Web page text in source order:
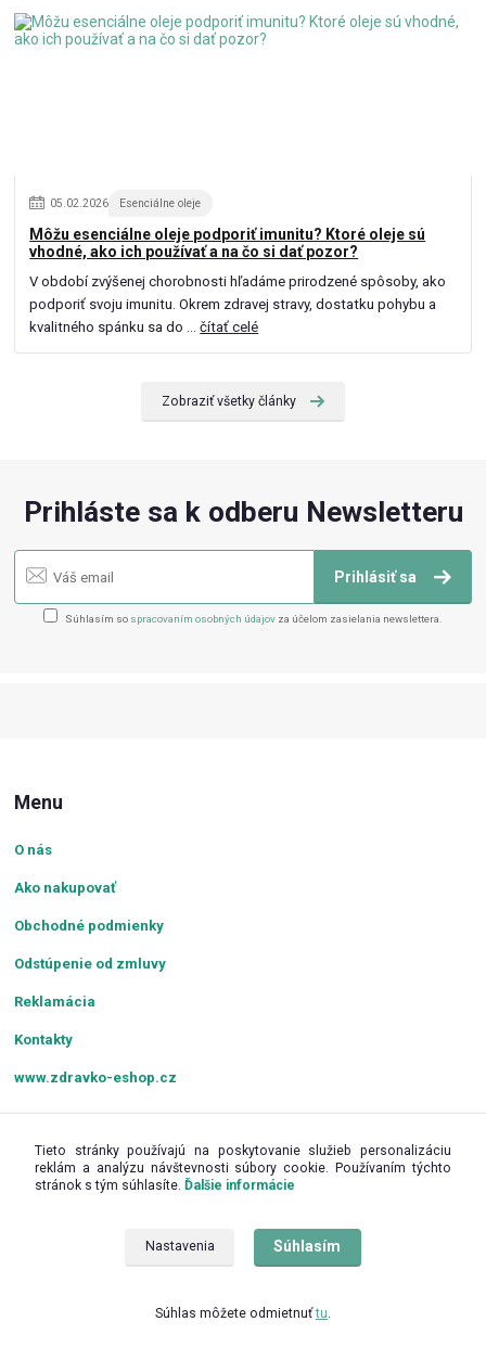
05.02.2026 Esenciálne oleje
Môžu esenciálne oleje podporiť imunitu? Ktoré oleje sú
vhodné, ako ich používať a na čo si dať pozor?
V období zvýšenej chorobnosti hľadáme prirodzené spôsoby, ako
podporiť svoju imunitu. Okrem zdravej stravy, dostatku pohybu a
kvalitného spánku sa do ...čítať celé
Zobraziť všetky články
Prihláste sa k odberu Newsletteru
Prihlásiť sa
Súhlasím so spracovaním osobných údajov za účelom zasielania newslettera.
Menu
O nás
Ako nakupovať
Obchodné podmienky
Odstúpenie od zmluvy
Reklamácia
Kontakty
www.zdravko-eshop.cz
Povolenia
4485/2016/OSVaZ-19868
Tieto stránky používajú na poskytovanie služieb personalizáciu
reklám a analýzu návštevnosti súbory cookie. Používaním týchto
stránok s tým súhlasíte. Ďalšie informácie
Nastavenia Súhlasím
Súhlas môžete odmietnuťtu.